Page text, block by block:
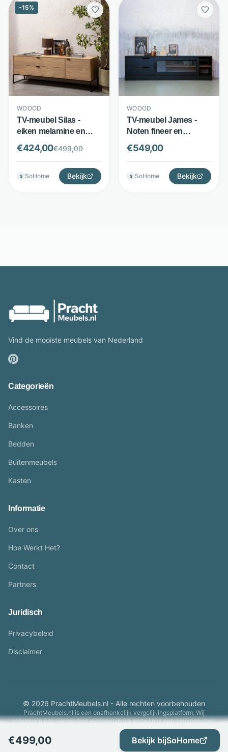
-15%
WOOOD
TV-meubel Silas -
eiken melamine en
metaal - kabeldoorvoer
- Bruin - WOOOD
€424,00€499,00
S SoHome Bekijk
WOOOD
TV-meubel James -
Noten fineer en
grenenhout - 2 lades
en glazen schuifdeur -
Zwart - WOOOD
€549,00
S SoHome Bekijk
€499,00 Bekijk bijSoHome
Vind de mooiste meubels van Nederland
Categorieën
Accessoires
Banken
Bedden
Buitenmeubels
Kasten
Informatie
Over ons
Hoe Werkt Het?
Contact
Partners
Juridisch
Privacybeleid
Disclaimer
© 2026 PrachtMeubels.nl - Alle rechten voorbehouden
PrachtMeubels.nl is een onafhankelijk vergelijkingsplatform. Wij
ontvangen een vergoeding wanneer je via onze links een aankoop doet.